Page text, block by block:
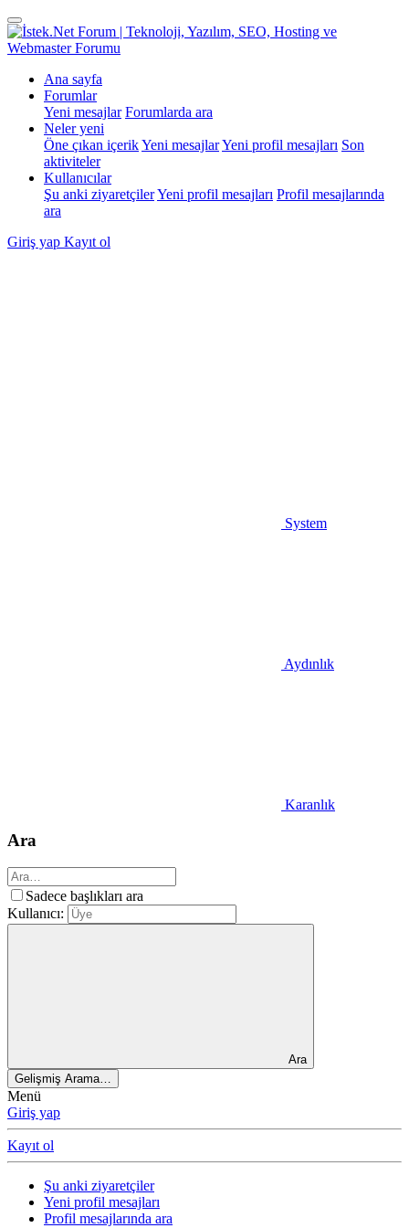
Ana sayfa
Forumlar
Yeni mesajlar Forumlarda ara
Neler yeni
Öne çıkan içerikYeni mesajlarYeni profil mesajları Son
aktiviteler
Kullanıcılar
Şu anki ziyaretçilerYeni profil mesajları Profil mesajlarında
ara
Giriş yap Kayıt ol
System
Aydınlık
Karanlık
Ara
Sadece başlıkları ara
Kullanıcı:
Ara
Gelişmiş Arama…
Menü
Giriş yap
Kayıt ol
Şu anki ziyaretçiler
Yeni profil mesajları
Profil mesajlarında ara